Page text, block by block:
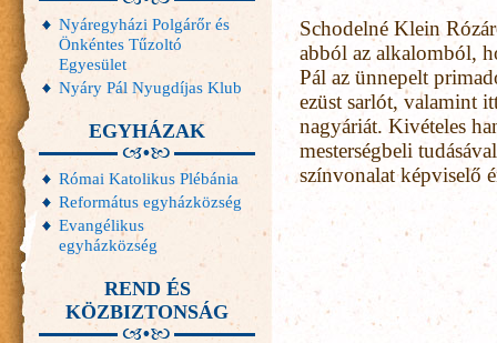
Schodelné Klein
abból az alkalomból,
Pál az ünnepelt
ezüst sarlót, valamint
nagyáriát. Kivételes
mesterségbeli
színvonalat képviselő
Nyáregyházi Polgárőr és
Önkéntes Tűzoltó
Egyesület
Nyáry Pál Nyugdíjas Klub
EGYHÁZAK
Római Katolikus Plébánia
Református egyházközség
Evangélikus
egyházközség
REND ÉS
KÖZBIZTONSÁG